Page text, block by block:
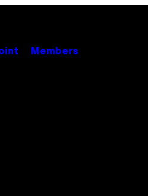
Members